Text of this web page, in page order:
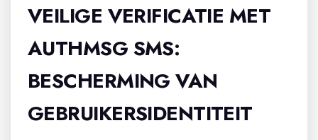
VEILIGE VERIFICATIE MET
AUTHMSG SMS:
BESCHERMING VAN
GEBRUIKERSIDENTITEIT